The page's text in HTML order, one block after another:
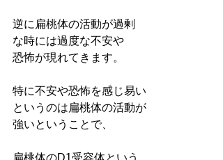
逆に扁桃体の活動が過剰
な時には過度な不安や
恐怖が現れてきます。
特に不安や恐怖を感じ易い
というのは扁桃体の活動が
強いということで、
扁桃体のD1受容体という